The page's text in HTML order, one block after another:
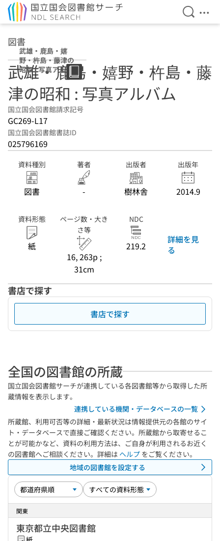
検索を
メ
図書
武雄・鹿島・嬉
野・杵島・藤津の
昭和 : 写真アルバ
ム
武雄・鹿島・嬉野・杵島・藤
津の昭和 : 写真アルバム
国立国会図書館請求記号
GC269-L17
国立国会図書館書誌ID
025796169
資料種別
図書
著者
-
出版者
樹林舎
出版年
2014.9
資料形態
紙
ページ数・大き
さ等
16, 263p ;
31cm
NDC
219.2
詳細を見
る
書店で探す
書店で探す
全国の図書館の所蔵
国立国会図書館サーチが連携している各図書館等から取得した所
蔵情報を表示します。
連携している機関・データベースの一覧
所蔵館、利用可否等の詳細・最新状況は情報提供元の各館のサイ
ト・データベースで直接ご確認ください。所蔵館から取寄せるこ
とが可能かなど、資料の利用方法は、ご自身が利用されるお近く
の図書館へご相談ください。詳細は ヘルプ をご覧ください。
地域の図書館を設定する
関東
東京都立中央図書館